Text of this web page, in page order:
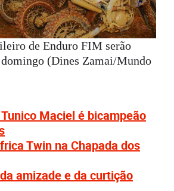
de Enduro FIM serão
(Dines Zamai/Mundo
Maciel é bicampeão
Twin na Chapada dos
amizade e da curtição